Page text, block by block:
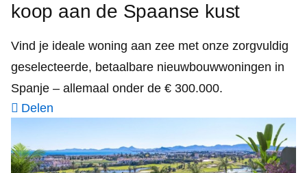
koop aan de Spaanse kust
Vind je ideale woning aan zee met onze zorgvuldig
geselecteerde, betaalbare nieuwbouwwoningen in
Spanje – allemaal onder de € 300.000.
Delen